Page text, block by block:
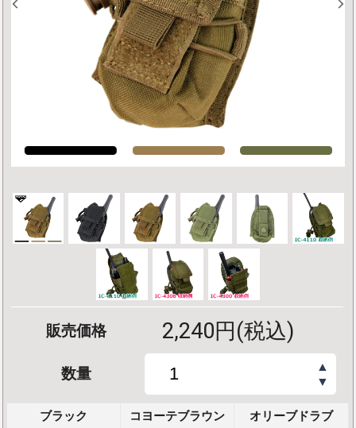
販売価格 2,240円(税込)
数量
▲
▼
ブラック コヨーテブラウン オリーブドラブ